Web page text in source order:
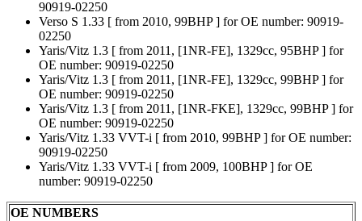
90919-02250
Verso S 1.33 [ from 2010, 99BHP ] for OE number: 90919-
02250
Yaris/Vitz 1.3 [ from 2011, [1NR-FE], 1329cc, 95BHP ] for
OE number: 90919-02250
Yaris/Vitz 1.3 [ from 2011, [1NR-FE], 1329cc, 99BHP ] for
OE number: 90919-02250
Yaris/Vitz 1.3 [ from 2011, [1NR-FKE], 1329cc, 99BHP ] for
OE number: 90919-02250
Yaris/Vitz 1.33 VVT-i [ from 2010, 99BHP ] for OE number:
90919-02250
Yaris/Vitz 1.33 VVT-i [ from 2009, 100BHP ] for OE
number: 90919-02250
OE NUMBERS